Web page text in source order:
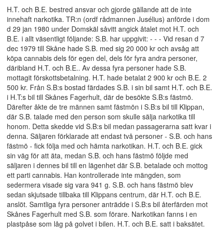
H.T. och B.E. bestred ansvar och gjorde gällande att de inte
innehaft narkotika. TR:n (ordf rådmannen Jusélius) anförde i dom
d 29 jan 1980 under Domskäl såvitt angick åtalet mot H.T. och
B.E. i allt väsentligt följande: S.B. har uppgivit: - - - Vid resan d 7
dec 1979 till Skåne hade S.B. med sig 20 000 kr och avsåg att
köpa cannabis dels för egen del, dels för fyra andra personer,
däribland H.T. och B.E.. Av dessa fyra personer hade S.B.
mottagit förskottsbetalning. H.T. hade betalat 2 900 kr och B.E. 2
500 kr. Från S.B:s bostad färdades S.B. i sin bil samt H.T. och B.E.
i H.T:s bil till Skånes Fagerhult, där de besökte S.B:s fästmö.
Därefter åkte de tre männen samt fästmön i S.B:s bil till Klippan,
där S.B. talade med den person som skulle sälja narkotika till
honom. Detta skedde vid S.B:s bil medan passagerarna satt kvar i
denna. Säljaren förklarade att endast två personer - S.B. och hans
fästmö - fick följa med och hämta narkotikan. H.T. och B.E. gick
sin väg för att äta, medan S.B. och hans fästmö följde med
säljaren i dennes bil till en lägenhet där S.B. betalade och mottog
ett parti cannabis. Han kontrollerade inte mängden, som
sedermera visade sig vara 941 g. S.B. och hans fästmö blev
sedan skjutsade tillbaka till Klippans centrum, där H.T. och B.E.
anslöt. Samtliga fyra personer anträdde i S.B:s bil återfärden mot
Skånes Fagerhult med S.B. som förare. Narkotikan fanns i en
plastpåse som låg på golvet i bilen. H.T. och B.E. satt i baksätet.